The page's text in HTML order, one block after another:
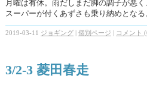
月曜は有休。雨だしまだ脚の調子が悪
スーパーが付くあずさも乗り納めとなる
2019-03-11 ジョギング | 個別ページ | コメント
3/2-3 菱田春走